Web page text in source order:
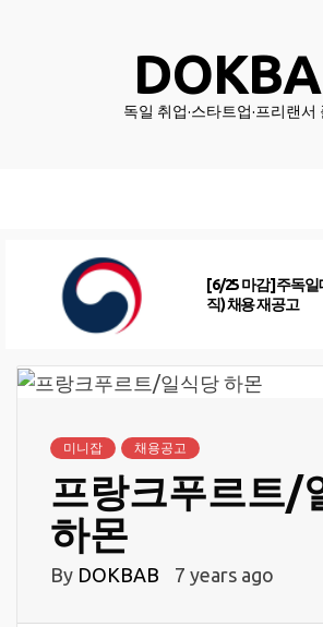
독일 취업·스타트업·프리랜서
[6/25 마감] 주독
직) 채용 재공고
미니잡 채용공고
프랑크푸르트/
하몬
By DOKBAB 7 years ago